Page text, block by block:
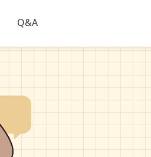
Q&A